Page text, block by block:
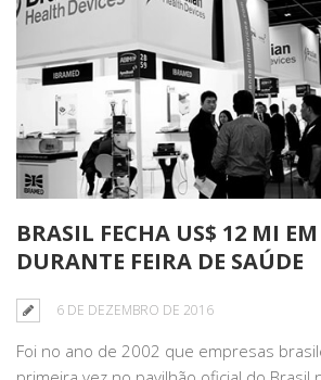
BRASIL FECHA US$ 12 MI
DURANTE FEIRA DE SAÚDE
6 DE DEZEMBRO DE 2016
Foi no ano de 2002 que empresas